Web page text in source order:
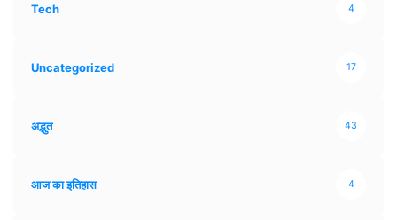
Tech 4
Uncategorized 17
अद्भुत 43
आज का इतिहास 4